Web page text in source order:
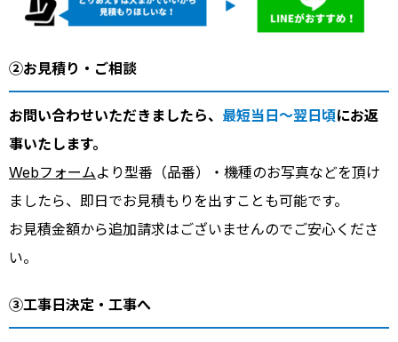
②お見積り・ご相談
お問い合わせいただきましたら、 最短当日～翌日頃にお返
事いたします。
Webフォームより型番（品番）・機種のお写真などを頂け
ましたら、即日でお見積もりを出すことも可能です。
お見積金額から追加請求はございませんのでご安心くださ
い。
③工事日決定・工事へ